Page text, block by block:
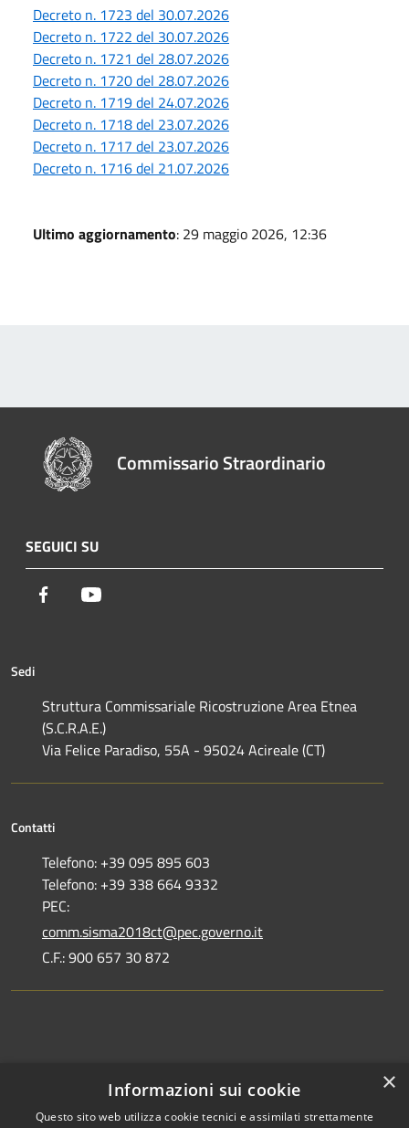
Decreto n. 1723 del 30.07.2026
Decreto n. 1722 del 30.07.2026
Decreto n. 1721 del 28.07.2026
Decreto n. 1720 del 28.07.2026
Decreto n. 1719 del 24.07.2026
Decreto n. 1718 del 23.07.2026
Decreto n. 1717 del 23.07.2026
Decreto n. 1716 del 21.07.2026
Ultimo aggiornamento: 29 maggio 2026, 12:36
Commissario Straordinario
SEGUICI SU
Facebook
Sedi
Struttura Commissariale Ricostruzione Area Etnea
(S.C.R.A.E.)
Via Felice Paradiso, 55A - 95024 Acireale (CT)
Contatti
Telefono: +39 095 895 603
Telefono: +39 338 664 9332
PEC:
comm.sisma2018ct@pec.governo.it
C.F.: 900 657 30 872
Dichiarazione di accessibilità
×
Informazioni sui cookie
Questo sito web utilizza cookie tecnici e assimilati strettamente